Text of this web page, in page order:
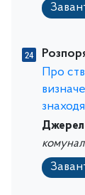
Про